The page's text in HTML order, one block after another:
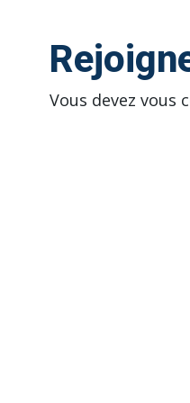
Vous devez vous